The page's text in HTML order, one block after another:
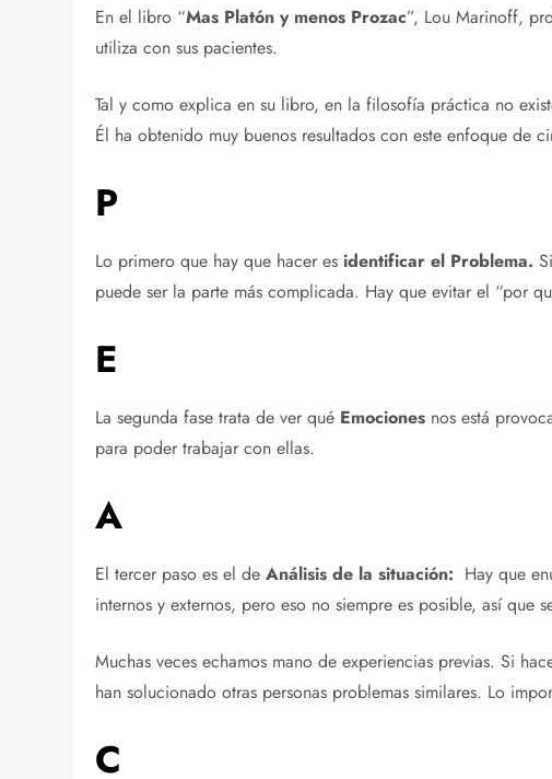
En el libro “Mas Platón y menos Prozac”, Lou Marinoff,
utiliza con sus pacientes.
Tal y como explica en su libro, en la filosofía práctica no
Él ha obtenido muy buenos resultados con este enfoque
P
Lo primero que hay que hacer es identificar el Problema.
puede ser la parte más complicada. Hay que evitar el “por
E
La segunda fase trata de ver qué Emociones nos está
para poder trabajar con ellas.
A
El tercer paso es el deAnálisis de la situación: Hay que
internos y externos, pero eso no siempre es posible, así
Muchas veces echamos mano de experiencias previas. Si
han solucionado otras personas problemas similares. Lo
C